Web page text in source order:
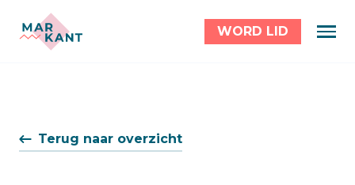
WORD LID
Terug naar overzicht